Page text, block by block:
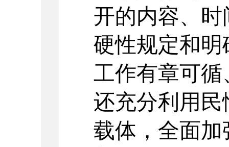
开的内容、
硬性规定和明
工作有章可
还充分利用
载体，全面